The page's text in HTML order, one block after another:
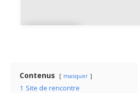
Contenus masquer
1 Site de rencontre